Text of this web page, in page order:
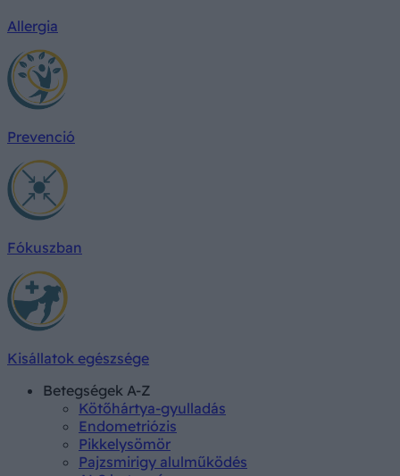
Allergia
Prevenció
Fókuszban
Kisállatok egészsége
Betegségek A-Z
Kötőhártya-gyulladás
Endometriózis
Pikkelysömör
Pajzsmirigy alulműködés